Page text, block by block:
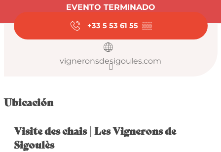
Horarios y datos
EVENTO TERMINADO
+33 5 53 61 55 ▒▒
vigneronsdesigoules.com
Ubicación
Visite des chais | Les Vignerons de
Sigoulès